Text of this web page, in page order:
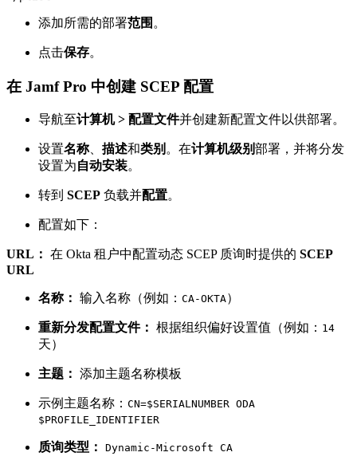
添加所需的部署范围 。
点击保存。
在 Jamf Pro 中创建 SCEP 配置
导航至计算机 > 配置文件并创建新配置文件以供部署。
设置名称、 描述和类别 。在计算机级别部署，并将分发
设置为自动安装。
转到 SCEP 负载并配置。
配置如下：
URL： 在 Okta 租户中配置动态 SCEP 质询时提供的 SCEP
URL
名称： 输入名称（例如： CA-OKTA）
重新分发配置文件： 根据组织偏好设置值（例如： 14
天）
主题： 添加主题名称模板
示例主题名称： CN=$SERIALNUMBER ODA
$PROFILE_IDENTIFIER
质询类型： Dynamic-Microsoft CA